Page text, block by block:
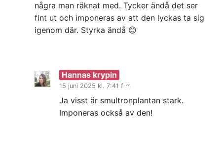
några man räknat med. Tycker ändå det ser
fint ut och imponeras av att den lyckas ta sig
igenom där. Styrka ändå 😊
Hannas krypin
15 juni 2025 kl. 7:41 f m
Ja visst är smultronplantan stark.
Imponeras också av den!